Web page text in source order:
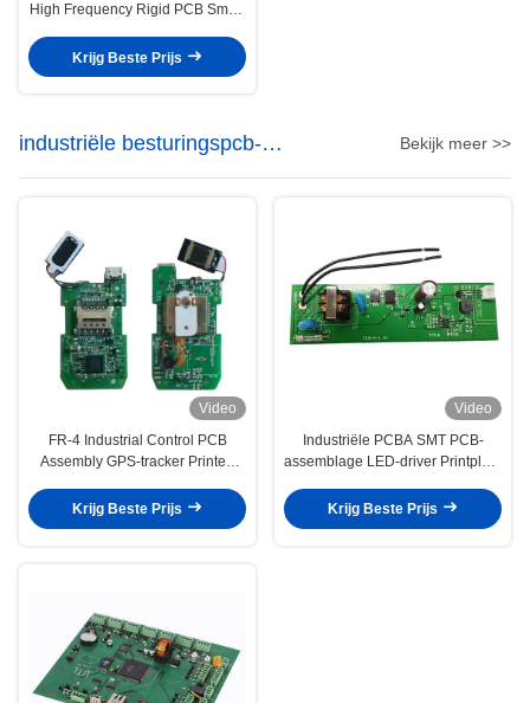
High Frequency Rigid PCB Smart
Krijg Beste Prijs
industriële besturingspcb-
assemblage
Bekijk meer >>
Video
FR-4 Industrial Control PCB
Assembly GPS-tracker Printed
Krijg Beste Prijs
Video
Industriële PCBA SMT PCB-
assemblage LED-driver Printplaat
Krijg Beste Prijs